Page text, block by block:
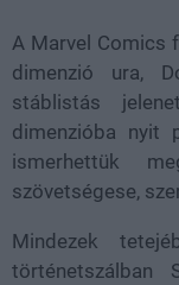
A Marvel Comics
dimenzió ura,
stáblistás
dimenzióba nyit
ismerhettük
szövetségese,
Mindezek
történetszálban